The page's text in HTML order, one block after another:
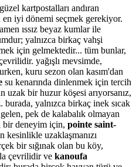
kartpostalları andıran
iyi dönemi seçmek gerekiyor.
ıssız beyaz kumlar ile
yalnızca birkaç vahşi
için gelmektedir... tüm bunlar,
yağışlı mevsimde,
kuru sezon olan kasım'dan
su kenarında dinlenmek için tercih
uzak bir huzur köşesi arıyorsanız,
yalnızca birkaç inek sıcak
pek de kalabalık olmayan
bir deneyim için, pointe saint-
kesinlikle uzaklaşmanızı
bir sığınak olan bu köy,
çevrilidir ve kanoufa